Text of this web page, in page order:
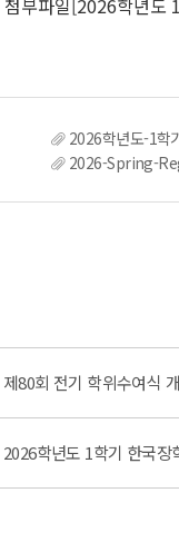
부파일[2026학년도
2026학년도-1학
2026-Spring-
제80회 전기 학위수여식
2026학년도 1학기 한국